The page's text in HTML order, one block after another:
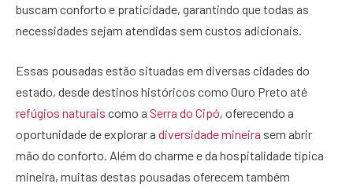
buscam conforto e praticidade, garantindo que todas as
necessidades sejam atendidas sem custos adicionais.
Essas pousadas estão situadas em diversas cidades do
estado, desde destinos históricos como Ouro Preto até
refúgios naturais como a Serra do Cipó, oferecendo a
oportunidade de explorar a diversidade mineira sem abrir
mão do conforto. Além do charme e da hospitalidade típica
mineira, muitas destas pousadas oferecem também